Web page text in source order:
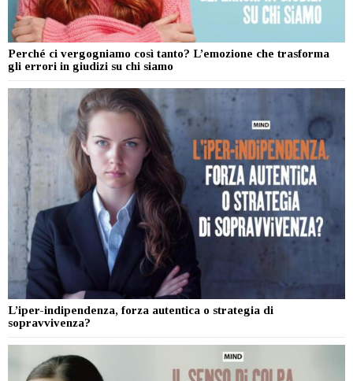
Perché ci vergogniamo così tanto? L’emozione che trasforma
gli errori in giudizi su chi siamo
L’iper-indipendenza, forza autentica o strategia di
sopravvivenza?